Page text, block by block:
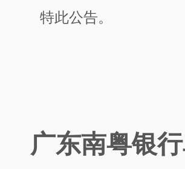
特此公告。
广东南粤银行